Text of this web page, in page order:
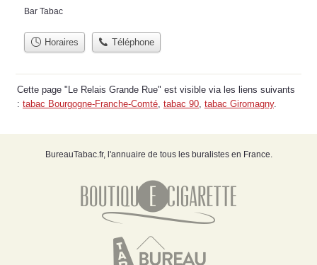
Bar Tabac
Horaires Téléphone
Cette page "Le Relais Grande Rue" est visible via les liens suivants
: tabac Bourgogne-Franche-Comté tabac 90 tabac Giromagny.
BureauTabac.fr, l'annuaire de tous les buralistes en France.